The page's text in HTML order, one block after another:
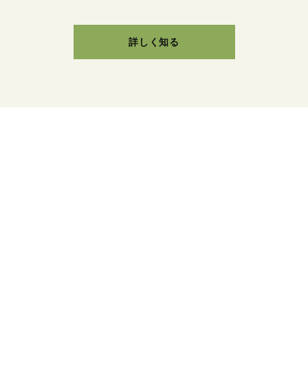
詳しく知る